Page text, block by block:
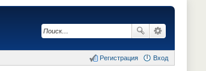
Вход
Регистрация